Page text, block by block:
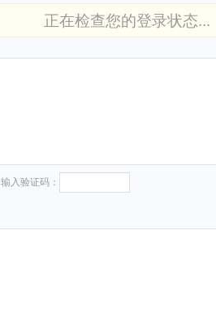
正在检查您的登录状态...
输入验证码：